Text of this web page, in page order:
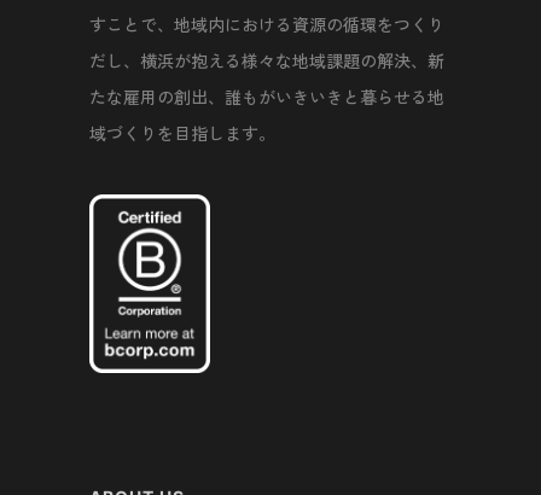
すことで、地域内における資源の循環をつくり
だし、横浜が抱える様々な地域課題の解決、新
たな雇用の創出、誰もがいきいきと暮らせる地
域づくりを目指します。